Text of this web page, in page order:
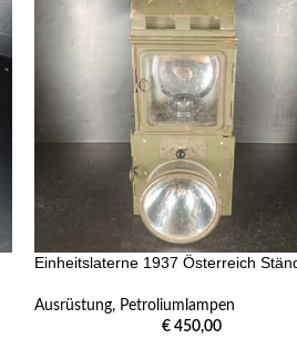
Einheitslaterne 1937 Österreich
Ausrüstung, Petroliumlampen
€ 450,00